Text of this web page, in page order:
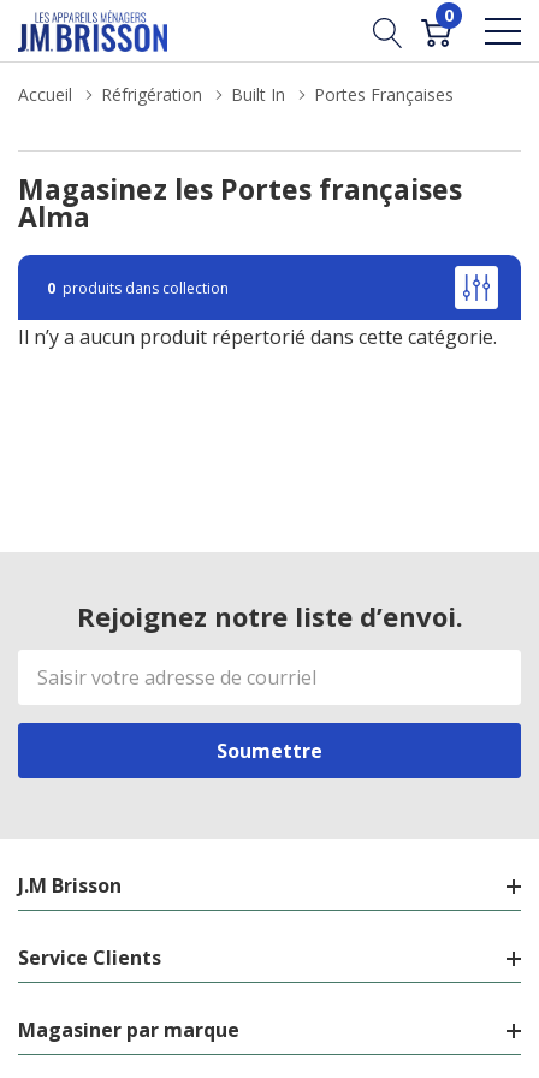
0
Accueil Réfrigération Built In Portes Françaises
Magasinez les Portes françaises
Alma
0 produits dans collection
Il n’y a aucun produit répertorié dans cette catégorie.
Rejoignez notre liste d’envoi.
Adresse
de
courriel
J.M Brisson
Service Clients
Magasiner par marque